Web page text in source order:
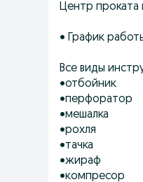
Центр проката
• График
Все виды
•отбойник
•перфоратор
•мешалка
•рохля
•тачка
•жираф
•компресор